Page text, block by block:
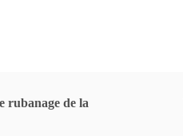
rubanage de la